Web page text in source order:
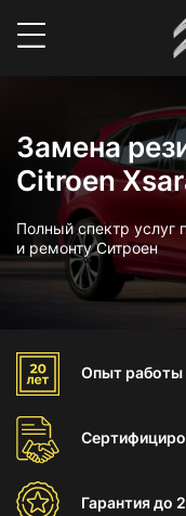
Замена
Citroen
Полный спектр услуг
и ремонту Ситроен
Опыт работы
Гарантиядо